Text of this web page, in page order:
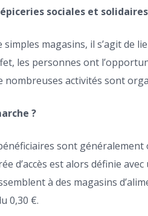
sociales et solidaires
simples magasins, il s’agit de
les personnes ont
nombreuses activités sont
?
sont
d’accès est alors définie
à des magasins
0,30 €.